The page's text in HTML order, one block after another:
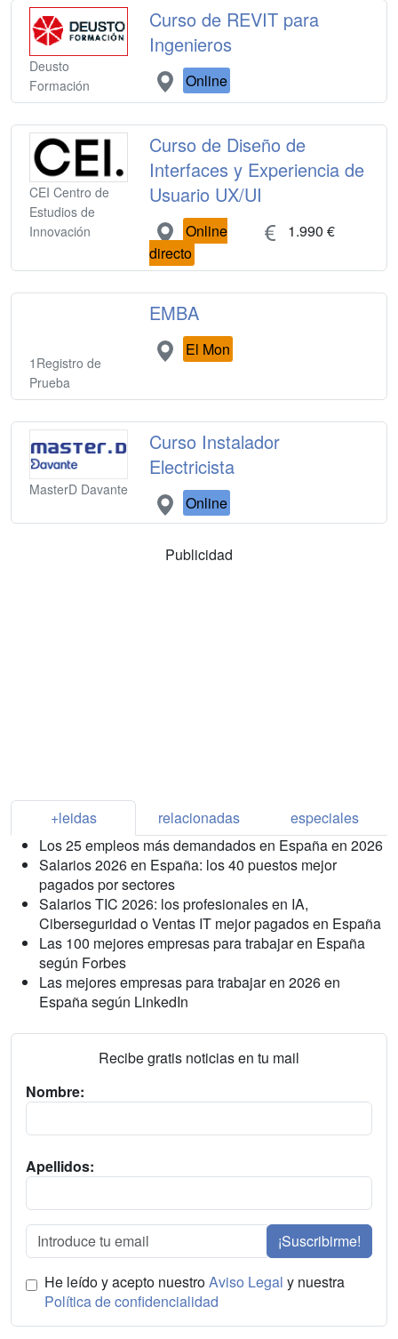
Deusto
Formación
Curso de REVIT para
Ingenieros
Online
CEI Centro de
Estudios de
Innovación
Curso de Diseño de
Interfaces y Experiencia de
Usuario UX/UI
Online
directo
1.990 €
1Registro de
Prueba
EMBA
El Mon
MasterD Davante
Curso Instalador
Electricista
Online
Publicidad
+leidas relacionadas
especiales
Los 25 empleos más demandados en España en 2026
Salarios 2026 en España: los 40 puestos mejor
pagados por sectores
Salarios TIC 2026: los profesionales en IA,
Ciberseguridad o Ventas IT mejor pagados en España
Las 100 mejores empresas para trabajar en España
según Forbes
Las mejores empresas para trabajar en 2026 en
España según LinkedIn
Recibe gratis noticias en tu mail
Nombre:
Apellidos:
¡Suscribirme!
He leído y acepto nuestroAviso Legal y nuestra
Política de confidencialidad